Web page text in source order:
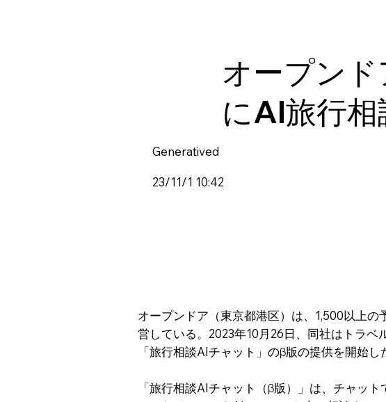
オープン
にAI旅行
Generatived
23/11/1 10:42
オープンドア（東京都港区）は、1,500以上
営している。2023年10月26日、同社はトラ
「旅行相談AIチャット」のβ版の提供を開始し
「旅行相談AIチャット（β版）」は、チャッ